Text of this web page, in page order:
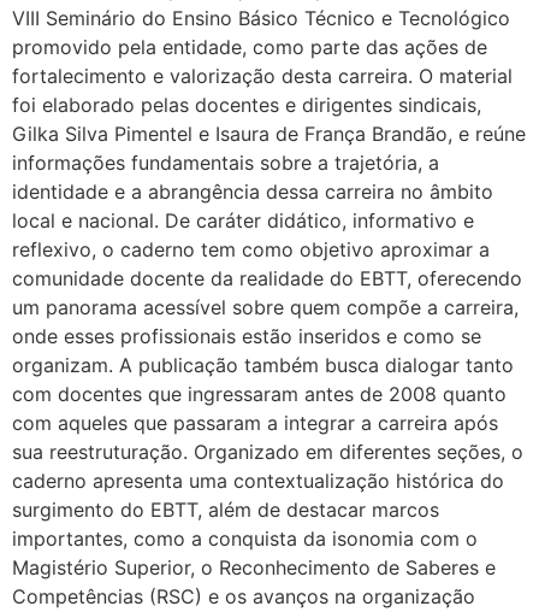
VIII Seminário do Ensino Básico Técnico e Tecnológico
promovido pela entidade, como parte das ações de
fortalecimento e valorização desta carreira. O material
foi elaborado pelas docentes e dirigentes sindicais,
Gilka Silva Pimentel e Isaura de França Brandão, e reúne
informações fundamentais sobre a trajetória, a
identidade e a abrangência dessa carreira no âmbito
local e nacional. De caráter didático, informativo e
reflexivo, o caderno tem como objetivo aproximar a
comunidade docente da realidade do EBTT, oferecendo
um panorama acessível sobre quem compõe a carreira,
onde esses profissionais estão inseridos e como se
organizam. A publicação também busca dialogar tanto
com docentes que ingressaram antes de 2008 quanto
com aqueles que passaram a integrar a carreira após
sua reestruturação. Organizado em diferentes seções, o
caderno apresenta uma contextualização histórica do
surgimento do EBTT, além de destacar marcos
importantes, como a conquista da isonomia com o
Magistério Superior, o Reconhecimento de Saberes e
Competências (RSC) e os avanços na organização